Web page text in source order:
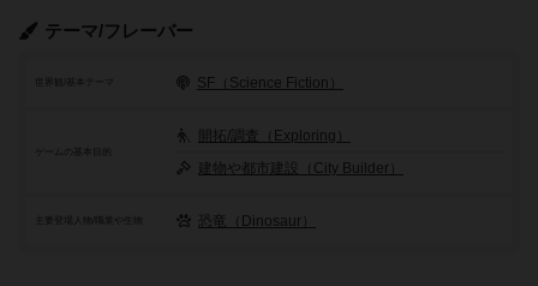
テーマ/フレーバー
世界観/基本テーマ SF（Science Fiction）
ゲームの基本目的
開拓/調査（Exploring）
建物や都市建設（City Builder）
恐竜（Dinosaur）